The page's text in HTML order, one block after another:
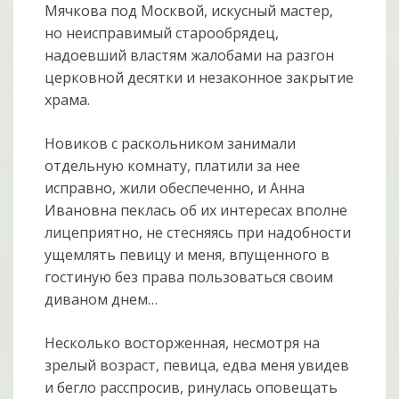
Мячкова под Москвой, искусный мастер,
но неисправимый старообрядец,
надоевший властям жалобами на разгон
церковной десятки и незаконное закрытие
храма.
Новиков с раскольником занимали
отдельную комнату, платили за нее
исправно, жили обеспеченно, и Анна
Ивановна пеклась об их интересах вполне
лицеприятно, не стесняясь при надобности
ущемлять певицу и меня, впущенного в
гостиную без права пользоваться своим
диваном днем…
Несколько восторженная, несмотря на
зрелый возраст, певица, едва меня увидев
и бегло расспросив, ринулась оповещать